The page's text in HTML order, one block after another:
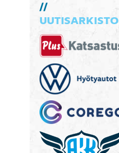
UUTISARKISTO